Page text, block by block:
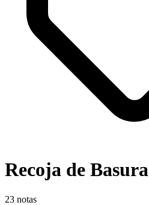
Recoja de Basura
23 notas